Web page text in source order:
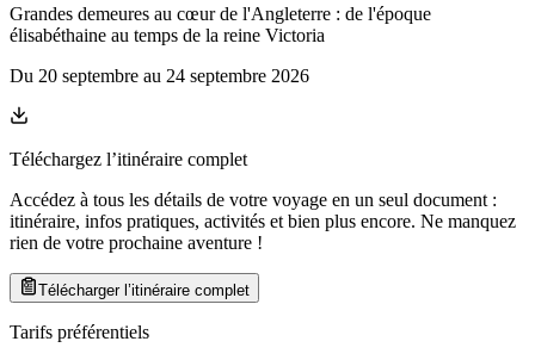
Grandes demeures au cœur de l'Angleterre : de l'époque
élisabéthaine au temps de la reine Victoria
Du 20 septembre au 24 septembre 2026
Téléchargez l’itinéraire complet
Accédez à tous les détails de votre voyage en un seul document :
itinéraire, infos pratiques, activités et bien plus encore. Ne manquez
rien de votre prochaine aventure !
Télécharger l’itinéraire complet
Tarifs préférentiels